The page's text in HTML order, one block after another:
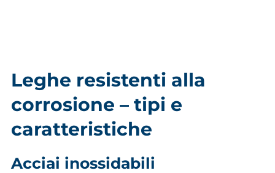
Leghe resistenti alla
corrosione – tipi e
caratteristiche
Acciai inossidabili